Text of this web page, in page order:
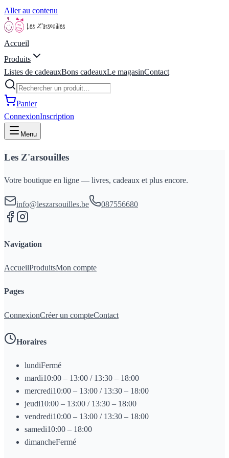
Aller au contenu
Accueil
Produits
Listes de cadeauxBons cadeauxLe magasinContact
Panier
ConnexionInscription
Menu
Les Z'arsouilles
Votre boutique en ligne — livres, cadeaux et plus encore.
info@leszarsouilles.be 087556680
Navigation
AccueilProduitsMon compte
Pages
ConnexionCréer un compteContact
Horaires
lundiFermé
mardi10:00 – 13:00 / 13:30 – 18:00
mercredi10:00 – 13:00 / 13:30 – 18:00
jeudi10:00 – 13:00 / 13:30 – 18:00
vendredi10:00 – 13:00 / 13:30 – 18:00
samedi10:00 – 18:00
dimancheFermé